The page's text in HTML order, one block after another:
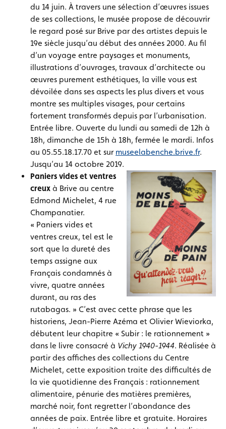
du 14 juin. À travers une sélection d’œuvres issues
de ses collections, le musée propose de découvrir
le regard posé sur Brive par des artistes depuis le
19e siècle jusqu’au début des années 2000. Au fil
d’un voyage entre paysages et monuments,
illustrations d’ouvrages, travaux d’architecte ou
œuvres purement esthétiques, la ville vous est
dévoilée dans ses aspects les plus divers et vous
montre ses multiples visages, pour certains
fortement transformés depuis par l’urbanisation.
Entrée libre. Ouverte du lundi au samedi de 12h à
18h, dimanche de 15h à 18h, fermée le mardi. Infos
au 05.55.18.17.70 et sur museelabenche.brive.fr.
Jusqu’au 14 octobre 2019.
Paniers vides et ventres
creux à Brive au centre
Edmond Michelet, 4 rue
Champanatier.
« Paniers vides et
ventres creux, tel est le
sort que la dureté des
temps assigne aux
Français condamnés à
vivre, quatre années
durant, au ras des
rutabagas. » C’est avec cette phrase que les
historiens, Jean-Pierre Azéma et Olivier Wieviorka,
débutent leur chapitre « Subir : le rationnement »
dans le livre consacré à Vichy 1940-1944. Réalisée à
partir des affiches des collections du Centre
Michelet, cette exposition traite des difficultés de
la vie quotidienne des Français : rationnement
alimentaire, pénurie des matières premières,
marché noir, font regretter l’abondance des
années de paix. Entrée libre et gratuite. Horaires